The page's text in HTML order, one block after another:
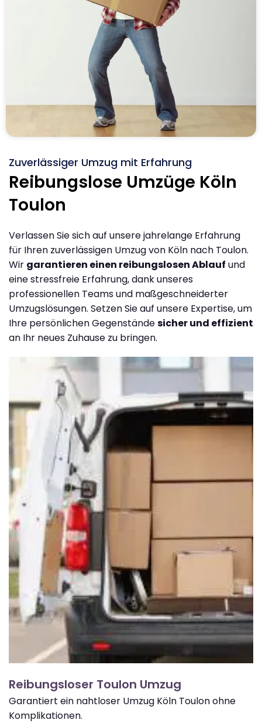
Zuverlässiger Umzug mit Erfahrung
Reibungslose Umzüge Köln
Toulon
Verlassen Sie sich auf unsere jahrelange Erfahrung
für Ihren zuverlässigen Umzug von Köln nach Toulon.
Wir garantieren einen reibungslosen Ablauf und
eine stressfreie Erfahrung, dank unseres
professionellen Teams und maßgeschneiderter
Umzugslösungen. Setzen Sie auf unsere Expertise, um
Ihre persönlichen Gegenständesicher und effizient
an Ihr neues Zuhause zu bringen.
Reibungsloser Toulon Umzug
Garantiert ein nahtloser Umzug Köln Toulon ohne
Komplikationen.